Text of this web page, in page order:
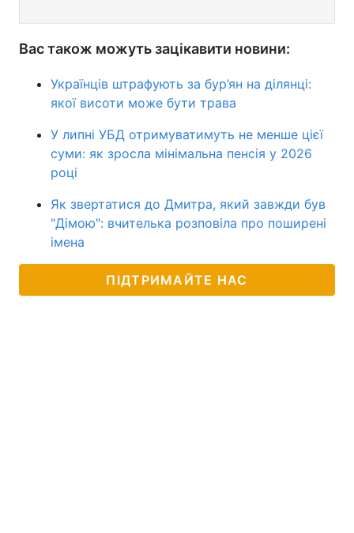
Вас також можуть зацікавити новини:
Українців штрафують за бур’ян на ділянці:
якої висоти може бути трава
У липні УБД отримуватимуть не менше цієї
суми: як зросла мінімальна пенсія у 2026
році
Як звертатися до Дмитра, який завжди був
"Дімою": вчителька розповіла про поширені
імена
ПІДТРИМАЙТЕ НАС